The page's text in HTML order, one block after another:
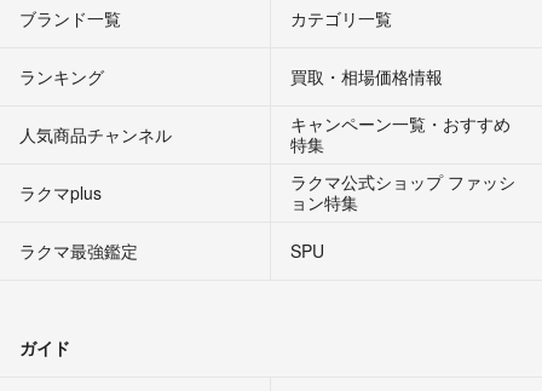
ブランド一覧 カテゴリ一覧
ランキング 買取・相場価格情報
人気商品チャンネル
キャンペーン一覧・おすすめ
特集
ラクマplus
ラクマ公式ショップ ファッシ
ョン特集
ラクマ最強鑑定
SPU
ガイド